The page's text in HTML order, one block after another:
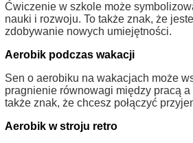
Ćwiczenie w szkole może
nauki i rozwoju. To także znak, że
zdobywanie nowych umiejętności.
Aerobik podczas wakacji
Sen o aerobiku na wakacjach może
pragnienie równowagi między pracą
także znak, że chcesz połączyć
Aerobik w stroju retro